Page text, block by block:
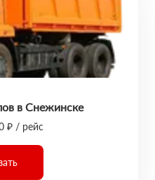
в Снежинске
₽ / рейс